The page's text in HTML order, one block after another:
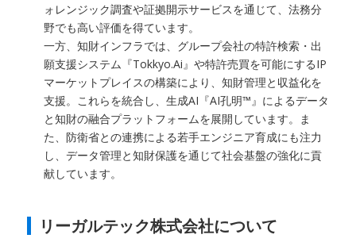
ォレンジック調査や証拠開示サービスを通じて、法務分
野でも高い評価を得ています。
一方、知財インフラでは、グループ会社の特許検索・出
願支援システム『Tokkyo.Ai』や特許売買を可能にするIP
マーケットプレイスの構築により、知財管理と収益化を
支援。これらを統合し、生成AI『AI孔明™』によるデータ
と知財の融合プラットフォームを展開しています。ま
た、防衛省との連携による若手エンジニア育成にも注力
し、データ管理と知財保護を通じて社会基盤の強化に貢
献しています。
リーガルテック株式会社について